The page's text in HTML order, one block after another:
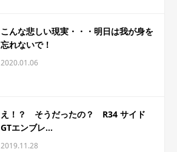
こんな悲しい現実・・・明日は我が身を
忘れないで！
2020.01.06
え！？ そうだったの？ R34 サイド
GTエンブレ...
2019.11.28